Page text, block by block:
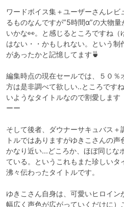
ワードボイス集＋ユーザーさんレ
るものなんですが”5時間α”の大物
いかな👀。と感じるところですね
はない・・かもしれない。という
があったかと記憶してます🍵
編集時点の現在セールでは、５０％
方は是非調べて欲しい..ところです
いようなタイトルなので割愛します
ーー
そして後者、ダウナーサキュバス＋
トルではありますがゆきこさんの
かなり近い...どころか、ほぼ同じな
ている。というこれもまた珍しい
沸々伝わったタイトルです。
ゆきこさん自身は、可愛いヒロイ
幅広く声色が広がっていくだけに）